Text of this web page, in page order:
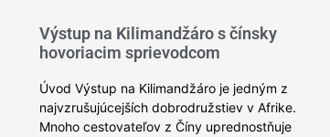
Výstup na Kilimandžáro s čínsky
hovoriacim sprievodcom
Úvod Výstup na Kilimandžáro je jedným z
najvzrušujúcejších dobrodružstiev v Afrike.
Mnoho cestovateľov z Číny uprednostňuje